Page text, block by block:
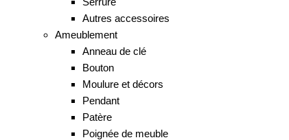
Autres accessoires
Ameublement
Anneau de clé
Bouton
Moulure et décors
Pendant
Patère
Poignée de meuble